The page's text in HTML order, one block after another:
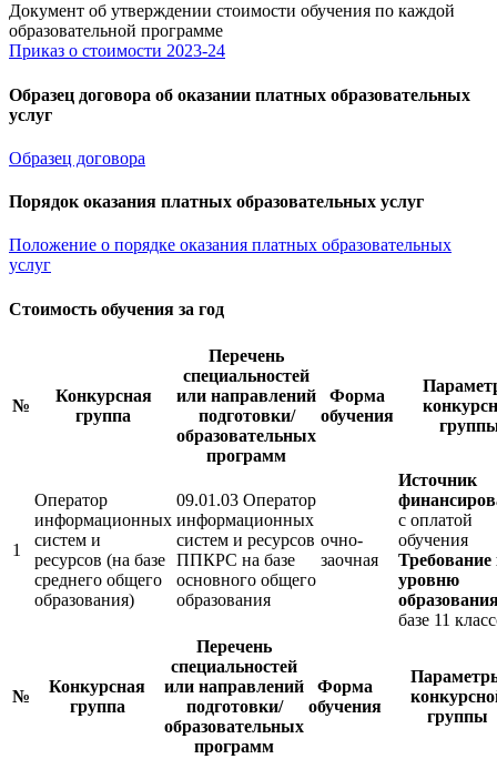
Документ об утверждении стоимости обучения по каждой
образовательной программе
Приказ о стоимости 2023-24
Образец договора об оказании платных образовательных
услуг
Образец договора
Порядок оказания платных образовательных услуг
Положение о порядке оказания платных образовательных
услуг
Стоимость обучения за год
№
Конкурсная
группа
Перечень
специальностей
или направлений
подготовки/
образовательных
программ
Форма
обучения
1
Оператор
информационных
систем и
ресурсов (на базе
среднего общего
образования)
09.01.03 Оператор
информационных
систем и ресурсов
ППКРС на базе
основного общего
образования
очно-
заочная
Источник
с оплатой
обучения
Требование
уровню
базе 11
№
Конкурсная
группа
Перечень
специальностей
или направлений
подготовки/
образовательных
программ
Форма
обучения
группы